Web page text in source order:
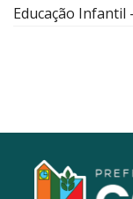
Educação Infantil